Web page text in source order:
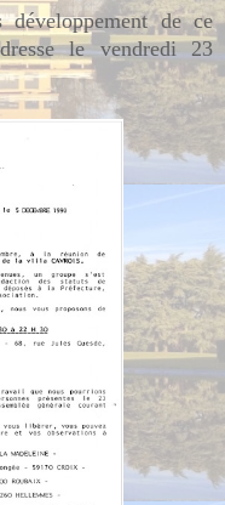
développement de ce
le vendredi 23